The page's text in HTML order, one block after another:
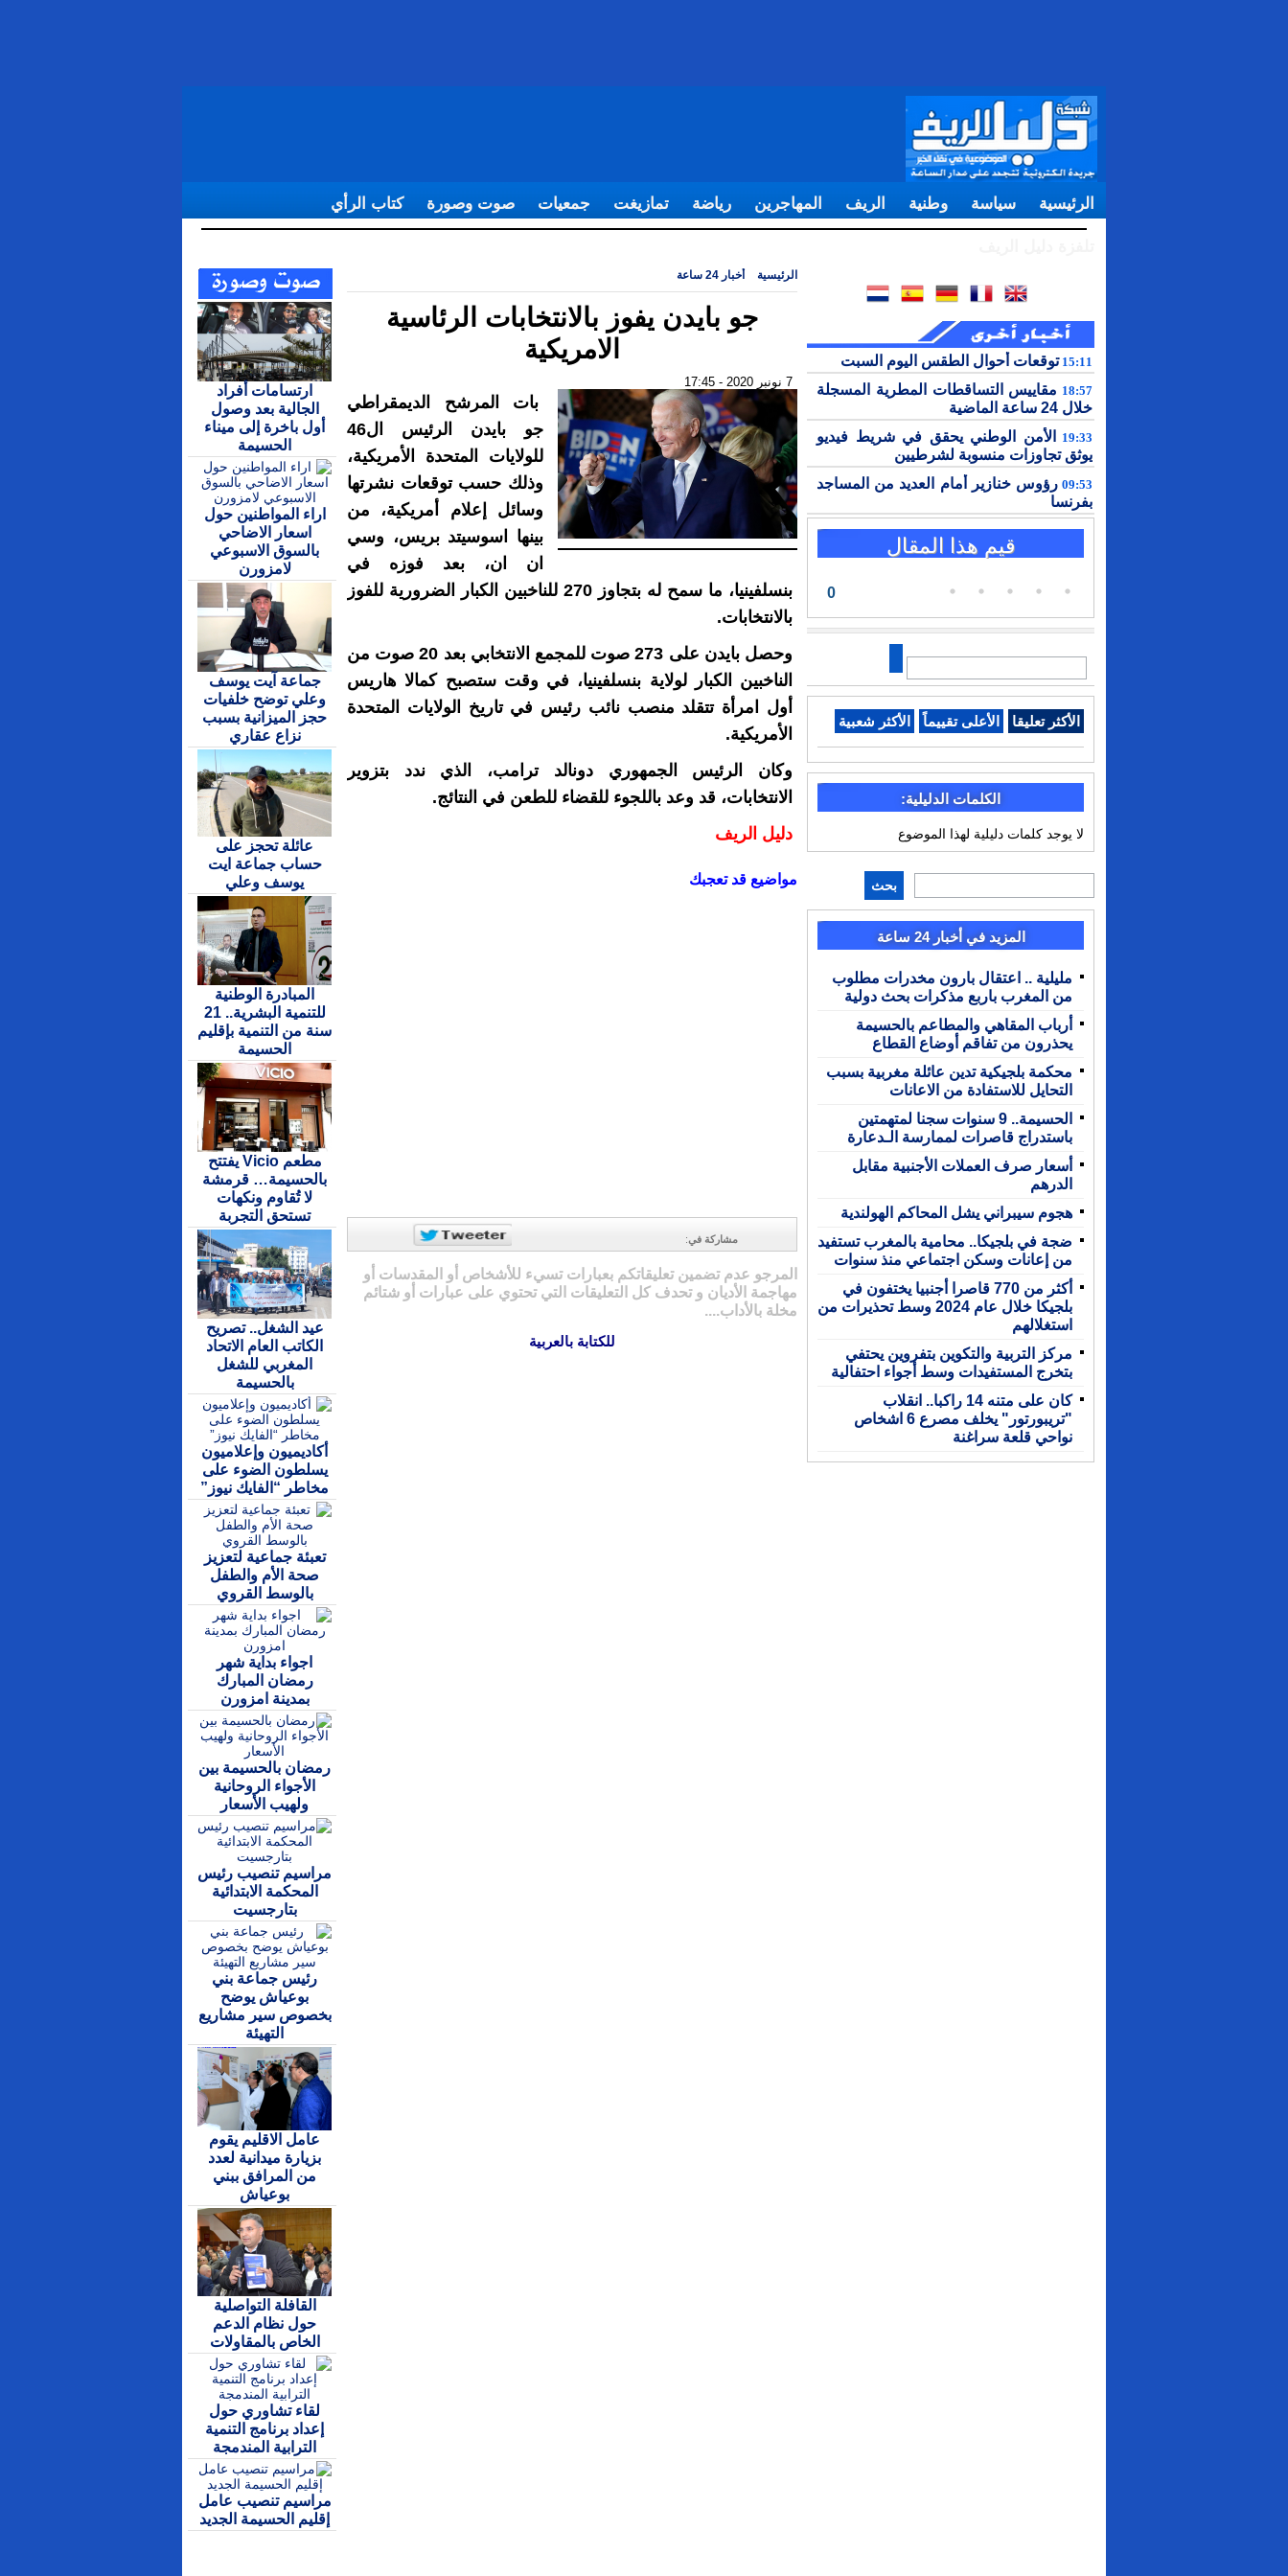
الرئيسية سياسة وطنية الريف المهاجرين رياضة تمازيغت جمعيات صوت وصورة كتاب الرأي
15:11 توقعات أحوال الطقس اليوم السبت
18:57 مقاييس التساقطات المطرية المسجلة
خلال 24 ساعة الماضية
19:33 الأمن الوطني يحقق في شريط فيديو
يوثق تجاوزات منسوبة لشرطيين
09:53 رؤوس خنازير أمام العديد من المساجد
بفرنسا
قيم هذا المقال
0
الأكثر تعليقا الأعلى تقييماً الأكثر شعبية
الكلمات الدليلية:
لا يوجد كلمات دليلية لهذا الموضوع
بحث
المزيد في أخبار 24 ساعة
مليلية .. اعتقال بارون مخدرات مطلوب
من المغرب باربع مذكرات بحث دولية
أرباب المقاهي والمطاعم بالحسيمة
يحذرون من تفاقم أوضاع القطاع
محكمة بلجيكية تدين عائلة مغربية بسبب
التحايل للاستفادة من الاعانات
الحسيمة.. 9 سنوات سجنا لمتهمتين
باستدراج قاصرات لممارسة الـدعارة
أسعار صرف العملات الأجنبية مقابل
الدرهم
هجوم سيبراني يشل المحاكم الهولندية
ضجة في بلجيكا.. محامية بالمغرب تستفيد
من إعانات وسكن اجتماعي منذ سنوات
أكثر من 770 قاصرا أجنبيا يختفون في
بلجيكا خلال عام 2024 وسط تحذيرات من
استغلالهم
مركز التربية والتكوين بتفروين يحتفي
بتخرج المستفيدات وسط أجواء احتفالية
كان على متنه 14 راكبا.. انقلاب
"تريبورتور" يخلف مصرع 6 اشخاص
نواحي قلعة سراغنة
الرئيسية أخبار 24 ساعة
جو بايدن يفوز بالانتخابات الرئاسية
الامريكية
7 نونبر 2020 - 17:45
بات المرشح الديمقراطي
جو بايدن الرئيس ال46
للولايات المتحدة الأمريكية،
وذلك حسب توقعات نشرتها
وسائل إعلام أمريكية، من
بينها اسوسيتد بريس، وسي
ان ان، بعد فوزه في
بنسلفينيا، ما سمح له بتجاوز 270 للناخبين الكبار الضرورية للفوز
بالانتخابات.
وحصل بايدن على 273 صوت للمجمع الانتخابي بعد 20 صوت من
الناخبين الكبار لولاية بنسلفينيا، في وقت ستصبح كمالا هاريس
أول امرأة تتقلد منصب نائب رئيس في تاريخ الولايات المتحدة
الأمريكية.
وكان الرئيس الجمهوري دونالد ترامب، الذي ندد بتزوير
الانتخابات، قد وعد باللجوء للقضاء للطعن في النتائج.
دليل الريف
مواضيع قد تعجبك
مشاركة في:
المرجو عدم تضمين تعليقاتكم بعبارات تسيء للأشخاص أو المقدسات أو
مهاجمة الأديان و تحدف كل التعليقات التي تحتوي على عبارات أو شتائم
مخلة بالأداب....
للكتابة بالعربية
ارتسامات أفراد
الجالية بعد وصول
أول باخرة إلى ميناء
الحسيمة
اراء المواطنين حول
اسعار الاضاحي
بالسوق الاسبوعي
لامزورن
جماعة آيت يوسف
وعلي توضح خلفيات
حجز الميزانية بسبب
نزاع عقاري
عائلة تحجز على
حساب جماعة ايت
يوسف وعلي
المبادرة الوطنية
للتنمية البشرية.. 21
سنة من التنمية بإقليم
الحسيمة
مطعم Vicio يفتتح
بالحسيمة… قرمشة
لا تُقاوم ونكهات
تستحق التجربة
عيد الشغل.. تصريح
الكاتب العام الاتحاد
المغربي للشغل
بالحسيمة
أكاديميون وإعلاميون
يسلطون الضوء على
مخاطر “الفايك نيوز”
تعبئة جماعية لتعزيز
صحة الأم والطفل
بالوسط القروي
اجواء بداية شهر
رمضان المبارك
بمدينة امزورن
رمضان بالحسيمة بين
الأجواء الروحانية
ولهيب الأسعار
مراسيم تنصيب رئيس
المحكمة الابتدائية
بتارجسيت
رئيس جماعة بني
بوعياش يوضح
بخصوص سير مشاريع
التهيئة
عامل الاقليم يقوم
بزيارة ميدانية لعدد
من المرافق ببني
بوعياش
القافلة التواصلية
حول نظام الدعم
الخاص بالمقاولات
لقاء تشاوري حول
إعداد برنامج التنمية
الترابية المندمجة
مراسيم تنصيب عامل
إقليم الحسيمة الجديد